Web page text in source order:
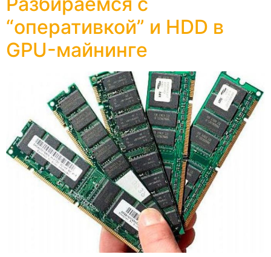
“оперативкой” и HDD в
GPU-майнинге